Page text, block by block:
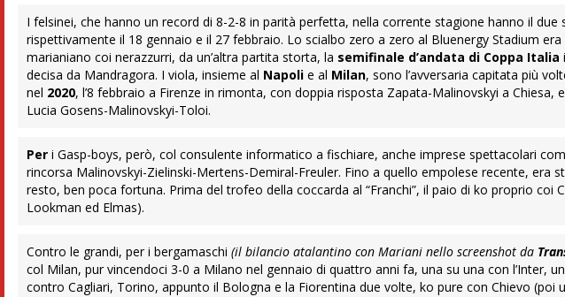
I felsinei, che hanno un record di 8-2-8 in parità perfetta, nella corrente stagione hanno il due
rispettivamente il 18 gennaio e il 27 febbraio. Lo scialbo zero a zero al Bluenergy Stadium
marianiano coi nerazzurri, da un’altra partita storta, la semifinale d’andata di Coppa Italia
decisa da Mandragora. I viola, insieme al Napolie al Milan, sono l’avversaria capitata più
nel 2020, l’8 febbraio a Firenze in rimonta, con doppia risposta Zapata-Malinovskyi a
Lucia Gosens-Malinovskyi-Toloi.
Peri Gasp-boys, però, col consulente informatico a fischiare, anche imprese spettacolari
rincorsa Malinovskyi-Zielinski-Mertens-Demiral-Freuler. Fino a quello empolese recente, era
resto, ben poca fortuna. Prima del trofeo della coccarda al “Franchi”, il paio di ko proprio coi
Lookman ed Elmas).
Contro le grandi, per i bergamaschi(il bilancio atalantino con Mariani nello screenshot da
col Milan, pur vincendoci 3-0 a Milano nel gennaio di quattro anni fa, una su una con l’Inter,
contro Cagliari, Torino, appunto il Bologna e la Fiorentina due volte, ko pure con Chievo (poi